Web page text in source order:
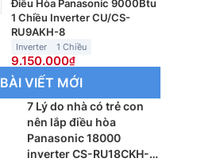
Điều Hòa Panasonic 9000Btu
1 Chiều Inverter CU/CS-
RU9AKH-8
Inverter 1 Chiều
9.150.000
BÀI VIẾT MỚI
7 Lý do nhà có trẻ con
nên lắp điều hòa
Panasonic 18000
inverter CS-RU18CKH-